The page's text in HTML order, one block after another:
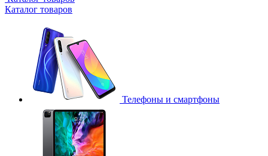
Каталог товаров
Телефоны и смартфоны